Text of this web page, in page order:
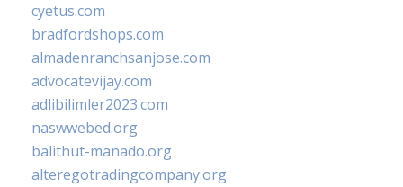
cyetus.com
bradfordshops.com
almadenranchsanjose.com
advocatevijay.com
adlibilimler2023.com
naswwebed.org
balithut-manado.org
alteregotradingcompany.org